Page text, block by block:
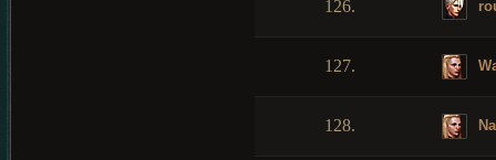
126.
127.
128.